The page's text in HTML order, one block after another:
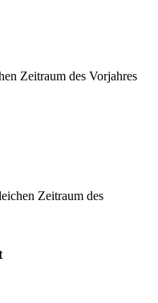
Zeitraum des Vorjahres
Zeitraum des